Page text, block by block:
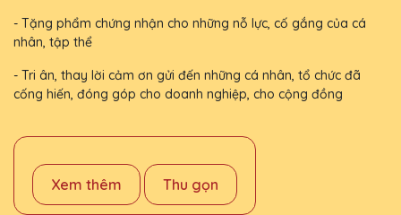
- Tặng phẩm chứng nhận cho những nỗ lực, cố gắng của cá
nhân, tập thể
- Tri ân, thay lời cảm ơn gửi đến những cá nhân, tổ chức đã
cống hiến, đóng góp cho doanh nghiệp, cho cộng đồng
Xem thêm Thu gọn